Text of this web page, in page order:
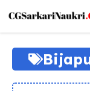
content